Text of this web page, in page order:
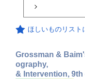
ほしいものリスト
Grossman &
ography,
& Intervention, 9th